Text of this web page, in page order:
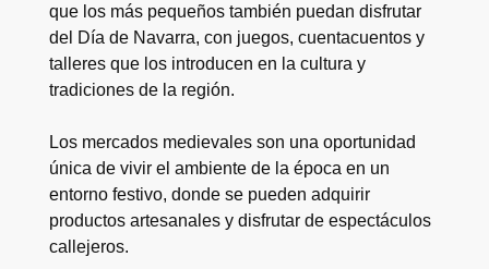
que los más pequeños también puedan disfrutar
del Día de Navarra, con juegos, cuentacuentos y
talleres que los introducen en la cultura y
tradiciones de la región.
Los mercados medievales son una oportunidad
única de vivir el ambiente de la época en un
entorno festivo, donde se pueden adquirir
productos artesanales y disfrutar de espectáculos
callejeros.